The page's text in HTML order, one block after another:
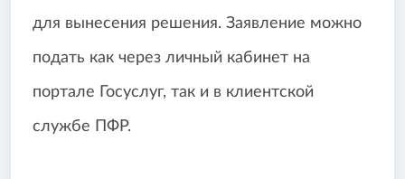
для вынесения решения. Заявление можно
подать как через личный кабинет на
портале Госуслуг, так и в клиентской
службе ПФР.